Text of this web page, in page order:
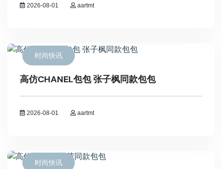
2026-08-01 aartmt
时尚快讯
高仿CHANEL包包 张子枫同款包包
2026-08-01 aartmt
时尚快讯